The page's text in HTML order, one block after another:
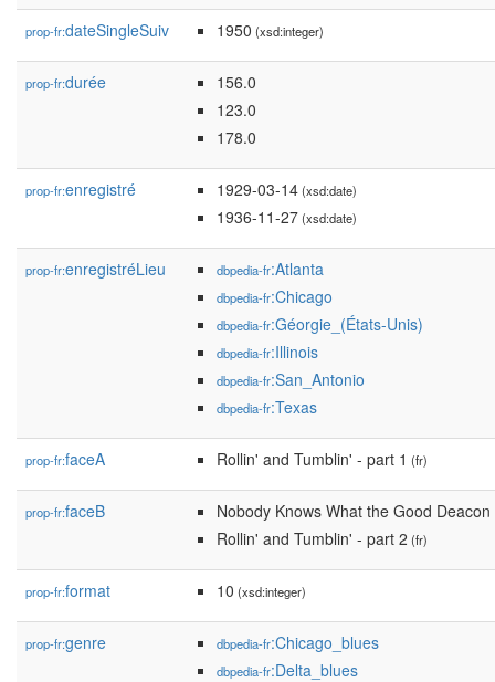
prop-fr:dateSingleSuiv 1950 (xsd:integer)
prop-fr:durée
156.0
123.0
178.0
prop-fr:enregistré 1929-03-14(xsd:date)
1936-11-27(xsd:date)
prop-fr:enregistréLieu dbpedia-fr:Atlanta
dbpedia-fr:Chicago
dbpedia-fr:Géorgie_(États-Unis)
dbpedia-fr:Illinois
dbpedia-fr:San_Antonio
dbpedia-fr:Texas
prop-fr:faceA Rollin' and Tumblin' - part 1 (fr)
prop-fr:faceB
Nobody Knows What the Good Deacon
Rollin' and Tumblin' - part 2 (fr)
prop-fr:format 10 (xsd:integer)
prop-fr:genre dbpedia-fr:Chicago_blues
dbpedia-fr:Delta_blues